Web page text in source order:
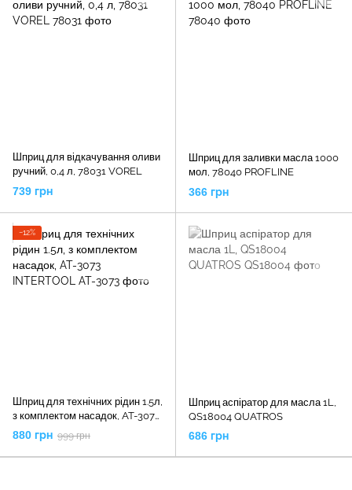
Шприц для відкачування оливи
ручний, 0,4 л, 78031 VOREL
739 грн
Шприц для заливки масла 1000
мол, 78040 PROFLINE
366 грн
−12%
Шприц для технічних рідин 1.5л,
з комплектом насадок, AT-3073
INTERTOOL
880 грн 999 грн
Шприц аспіратор для масла 1L,
QS18004 QUATROS
686 грн